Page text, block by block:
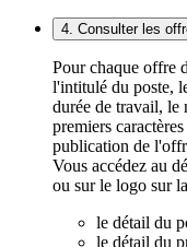
4. Consulter les
Pour chaque offre
l'intitulé du poste,
durée de travail, le
premiers
publication de
Vous accédez au
ou sur le logo sur
le détail du
le détail du